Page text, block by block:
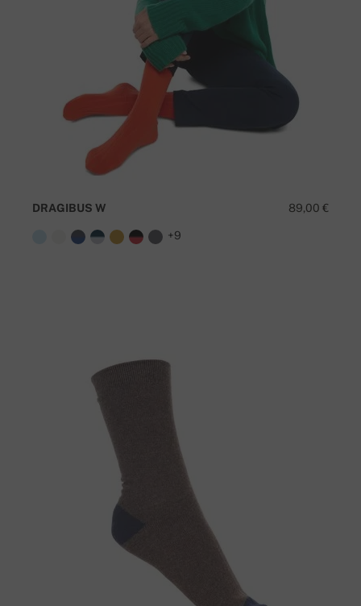
89,00 €
DRAGIBUS W
+9